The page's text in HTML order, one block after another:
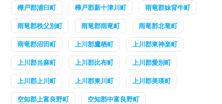
樺戸郡浦臼町 樺戸郡新十津川町 雨竜郡妹背牛町
雨竜郡秩父別町 雨竜郡雨竜町 雨竜郡北竜町
雨竜郡沼田町 上川郡鷹栖町 上川郡東神楽町
上川郡当麻町 上川郡比布町 上川郡愛別町
上川郡上川町 上川郡東川町 上川郡美瑛町
空知郡上富良野町 空知郡中富良野町